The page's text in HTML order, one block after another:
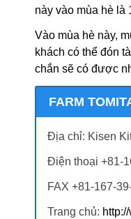
này vào mùa hè là
Vào mùa hè này,
khách có thể đón
chắn sẽ có được
FARM
Địa chỉ: Kisen
Điện thoại +81-
FAX +81-167-
Trang chủ: